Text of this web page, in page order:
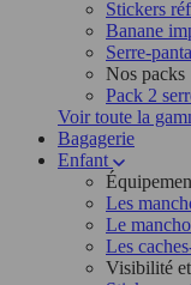
Stickers
Banane
Serre-
Nos packs
Pack 2
Voir toute la
Bagagerie
Enfant
Les
Le
Les
Visibilité